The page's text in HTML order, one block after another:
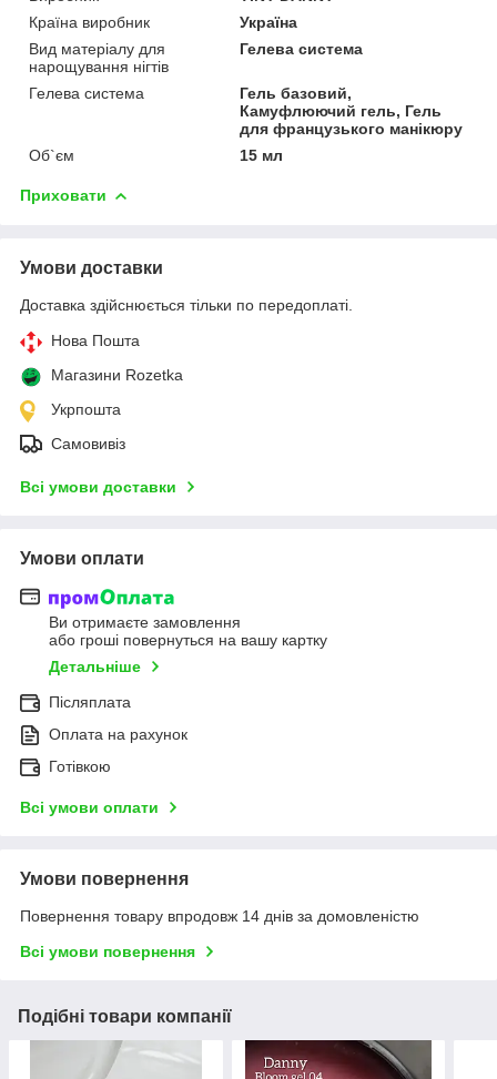
Країна виробник
Україна
Вид матеріалу для
нарощування нігтів
Гелева система
Гелева система
Гель базовий,
Камуфлюючий гель, Гель
для французького манікюру
Об`єм
15 мл
Приховати
Умови доставки
Доставка здійснюється тільки по передоплаті.
Нова Пошта
Магазини Rozetka
Укрпошта
Самовивіз
Всі умови доставки
Умови оплати
Ви отримаєте замовлення
або гроші повернуться на вашу картку
Детальніше
Післяплата
Оплата на рахунок
Готівкою
Всі умови оплати
Умови повернення
Повернення товару впродовж 14 днів за домовленістю
Всі умови повернення
Подібні товари компанії